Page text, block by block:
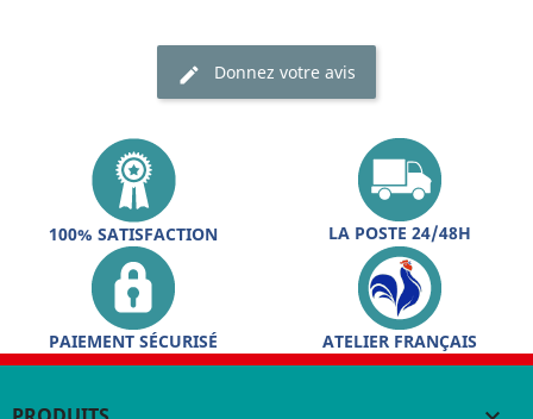
Donnez votre avis
100% SATISFACTION LA POSTE 24/48H
PAIEMENT SÉCURISÉ ATELIER FRANÇAIS